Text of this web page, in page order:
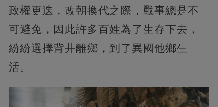
政權更迭，改朝換代之際，戰事總是不
可避免，因此許多百姓為了生存下去，
紛紛選擇背井離鄉，到了異國他鄉生
活。